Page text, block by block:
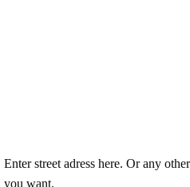
Enter street adress here. Or any
you want.